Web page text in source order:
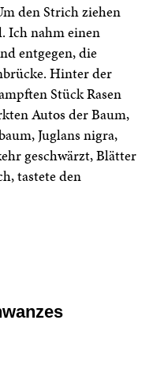
den Strich ziehen
Ich nahm einen
entgegen, die
Hinter der
Stück Rasen
Autos der Baum,
Juglans nigra,
geschwärzt, Blätter
tastete den